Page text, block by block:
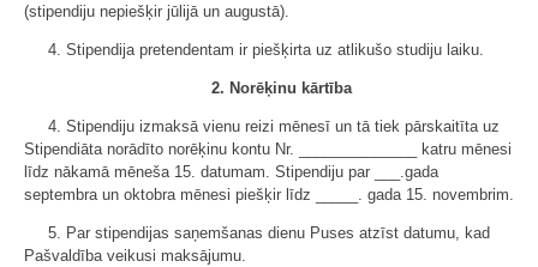
(stipendiju nepiešķir jūlijā un augustā).
4. Stipendija pretendentam ir piešķirta uz atlikušo studiju laiku.
2. Norēķinu kārtība
4. Stipendiju izmaksā vienu reizi mēnesī un tā tiek pārskaitīta uz
Stipendiāta norādīto norēķinu kontu Nr. ______________ katru mēnesi
līdz nākamā mēneša 15. datumam. Stipendiju par ___.gada
septembra un oktobra mēnesi piešķir līdz _____. gada 15. novembrim.
5. Par stipendijas saņemšanas dienu Puses atzīst datumu, kad
Pašvaldība veikusi maksājumu.